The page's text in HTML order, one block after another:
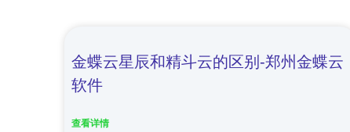
金蝶云星辰和精斗云的区别-郑州金蝶云
软件
查看详情